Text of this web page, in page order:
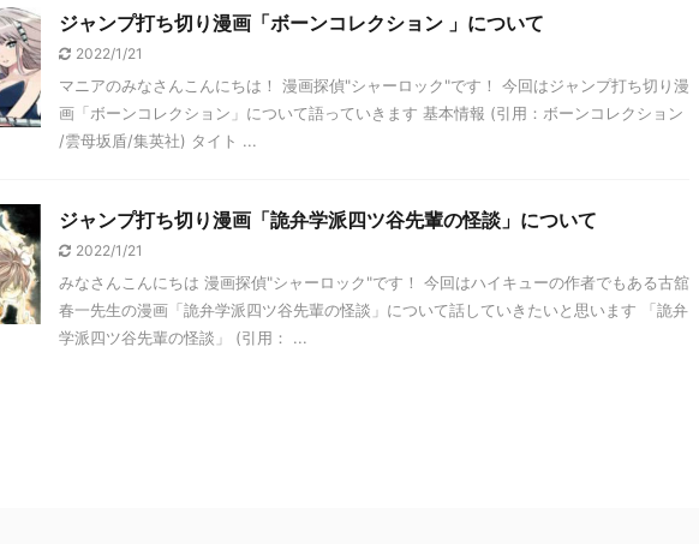
ジャンプ打ち切り漫画「ボーンコレクション 」について
2022/1/21
マニアのみなさんこんにちは！ 漫画探偵"シャーロック"です！ 今回はジャンプ打ち切り漫
画「ボーンコレクション」について語っていきます 基本情報 (引用：ボーンコレクション
/雲母坂盾/集英社) タイト ...
ジャンプ打ち切り漫画「詭弁学派四ツ谷先輩の怪談」について
2022/1/21
みなさんこんにちは 漫画探偵"シャーロック"です！ 今回はハイキューの作者でもある古舘
春一先生の漫画「詭弁学派四ツ谷先輩の怪談」について話していきたいと思います 「詭弁
学派四ツ谷先輩の怪談」 (引用： ...